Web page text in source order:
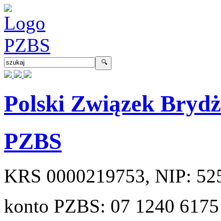
Polski Związek
PZBS
KRS 0000219753, NIP:
konto PZBS: 07 1240